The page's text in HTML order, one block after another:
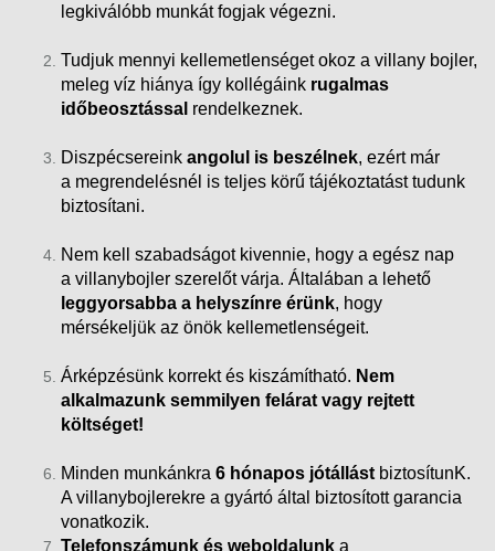
legkiválóbb munkát fogjak végezni.
Tudjuk mennyi kellemetlenséget okoz a villany bojler,
meleg víz hiánya így kollégáink rugalmas
időbeosztással rendelkeznek.
Diszpécsereink angolul is beszélnek, ezért már
a megrendelésnél is teljes körű tájékoztatást tudunk
biztosítani.
Nem kell szabadságot kivennie, hogy a egész nap
a villanybojler szerelőt várja. Általában a lehető
leggyorsabba a helyszínre érünk, hogy
mérsékeljük az önök kellemetlenségeit.
Árképzésünk korrekt és kiszámítható. Nem
alkalmazunk semmilyen felárat vagy rejtett
költséget!
Minden munkánkra 6 hónapos jótállást biztosítunK.
A villanybojlerekre a gyártó által biztosított garancia
vonatkozik.
Telefonszámunk és weboldalunk a